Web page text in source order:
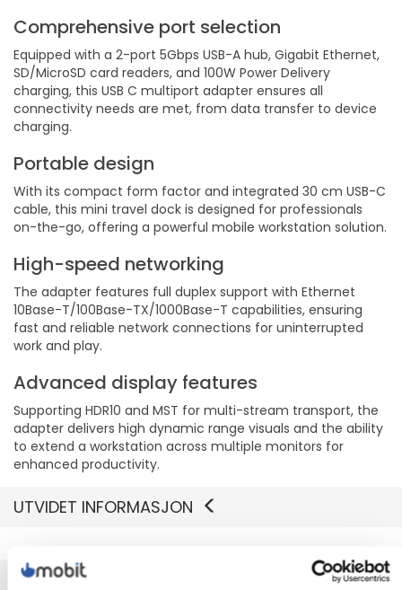
Comprehensive port selection
Equipped with a 2-port 5Gbps USB-A hub, Gigabit Ethernet,
SD/MicroSD card readers, and 100W Power Delivery
charging, this USB C multiport adapter ensures all
connectivity needs are met, from data transfer to device
charging.
Portable design
With its compact form factor and integrated 30 cm USB-C
cable, this mini travel dock is designed for professionals
on-the-go, offering a powerful mobile workstation solution.
High-speed networking
The adapter features full duplex support with Ethernet
10Base-T/100Base-TX/1000Base-T capabilities, ensuring
fast and reliable network connections for uninterrupted
work and play.
Advanced display features
Supporting HDR10 and MST for multi-stream transport, the
adapter delivers high dynamic range visuals and the ability
to extend a workstation across multiple monitors for
enhanced productivity.
UTVIDET INFORMASJON
TEKNISK INFO